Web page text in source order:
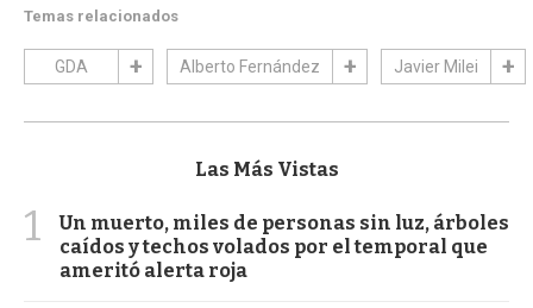
Temas relacionados
GDA Alberto Fernández Javier Milei
Las Más Vistas
1
Un muerto, miles de personas sin luz, árboles
caídos y techos volados por el temporal que
ameritó alerta roja